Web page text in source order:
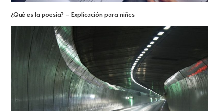
¿Qué es la poesía? – Explicación para niños